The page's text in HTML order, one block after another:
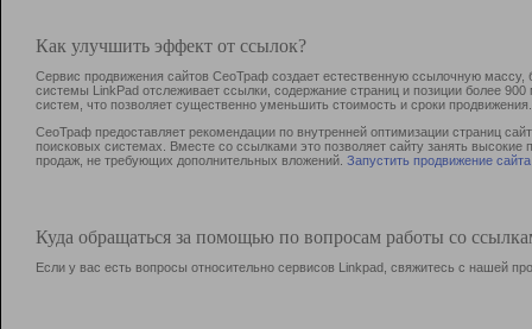
Как улучшить эффект от ссылок?
Сервис продвижения сайтов СеоТраф создает естественную ссылочную
системы LinkPad отслеживает ссылки, содержание страниц и позиции более
систем, что позволяет существенно уменьшить стоимость и сроки продвижения.
СеоТраф предоставляет рекомендации по внутренней оптимизации страниц
поисковых системах. Вместе со ссылками это позволяет сайту занять
продаж, не требующих дополнительных вложений. Запустить продвижение сайта
Куда обращаться за помощью по вопросам работы со
Если у вас есть вопросы относительно сервисов Linkpad, свяжитесь с нашей